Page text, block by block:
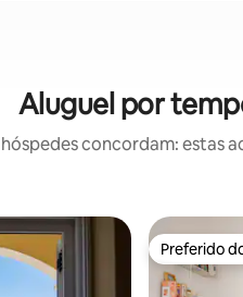
Aluguel por
hóspedes concordam: estas
Preferido
Preferido